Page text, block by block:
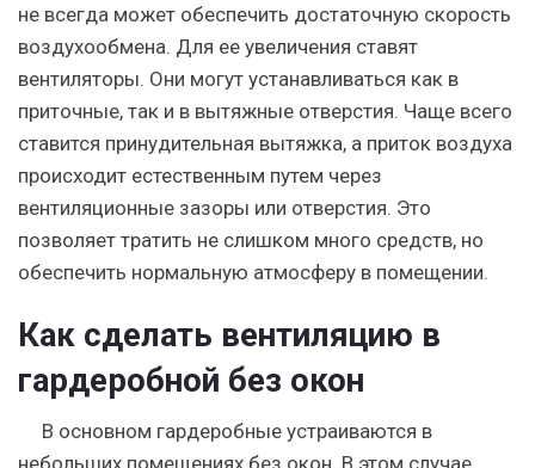
не всегда может обеспечить достаточную скорость
воздухообмена. Для ее увеличения ставят
вентиляторы. Они могут устанавливаться как в
приточные, так и в вытяжные отверстия. Чаще всего
ставится принудительная вытяжка, а приток воздуха
происходит естественным путем через
вентиляционные зазоры или отверстия. Это
позволяет тратить не слишком много средств, но
обеспечить нормальную атмосферу в помещении.
Как сделать вентиляцию в
гардеробной без окон
В основном гардеробные устраиваются в
небольших помещениях без окон. В этом случае